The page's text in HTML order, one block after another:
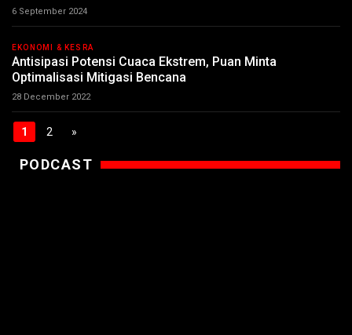
6 September 2024
EKONOMI & KESRA
Antisipasi Potensi Cuaca Ekstrem, Puan Minta
Optimalisasi Mitigasi Bencana
28 December 2022
1 2 »
PODCAST